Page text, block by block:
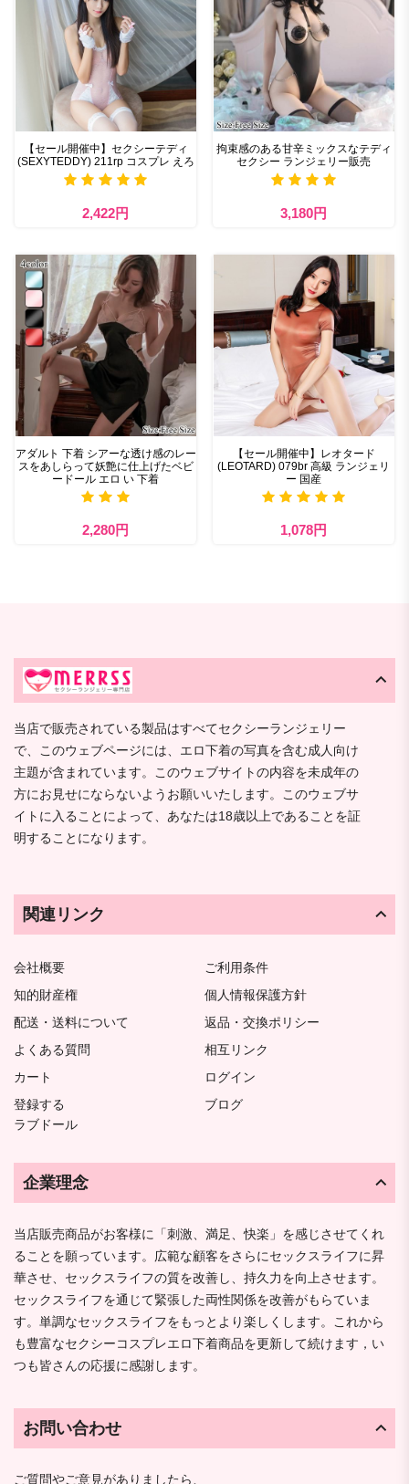
【セール開催中】セクシーテディ
(SEXYTEDDY) 211rp コスプレ えろ
2,422円
拘束感のある甘辛ミックスなテディ
セクシー ランジェリー販売
3,180円
アダルト 下着 シアーな透け感のレー
スをあしらって妖艶に仕上げたベビ
ードール エロ い 下着
2,280円
【セール開催中】レオタード
(LEOTARD) 079br 高級 ランジェリ
ー 国産
1,078円
当店で販売されている製品はすべてセクシーランジェリー
で、このウェブページには、エロ下着の写真を含む成人向け
主題が含まれています。このウェブサイトの内容を未成年の
方にお見せにならないようお願いいたします。このウェブサ
イトに入ることによって、あなたは18歳以上であることを証
明することになります。
関連リンク
会社概要
ご利用条件
知的財産権
個人情報保護方針
配送・送料について
返品・交換ポリシー
よくある質問
相互リンク
カート
ログイン
登録する
ブログ
ラブドール
企業理念
当店販売商品がお客様に「刺激、満足、快楽」を感じさせてくれ
ることを願っています。広範な顧客をさらにセックスライフに昇
華させ、セックスライフの質を改善し、持久力を向上させます。
セックスライフを通じて緊張した両性関係を改善がもらていま
す。単調なセックスライフをもっとより楽しくします。これから
も豊富なセクシーコスプレエロ下着商品を更新して続けます，い
つも皆さんの応援に感謝します。
お問い合わせ
ご質問やご意見がありましたら、